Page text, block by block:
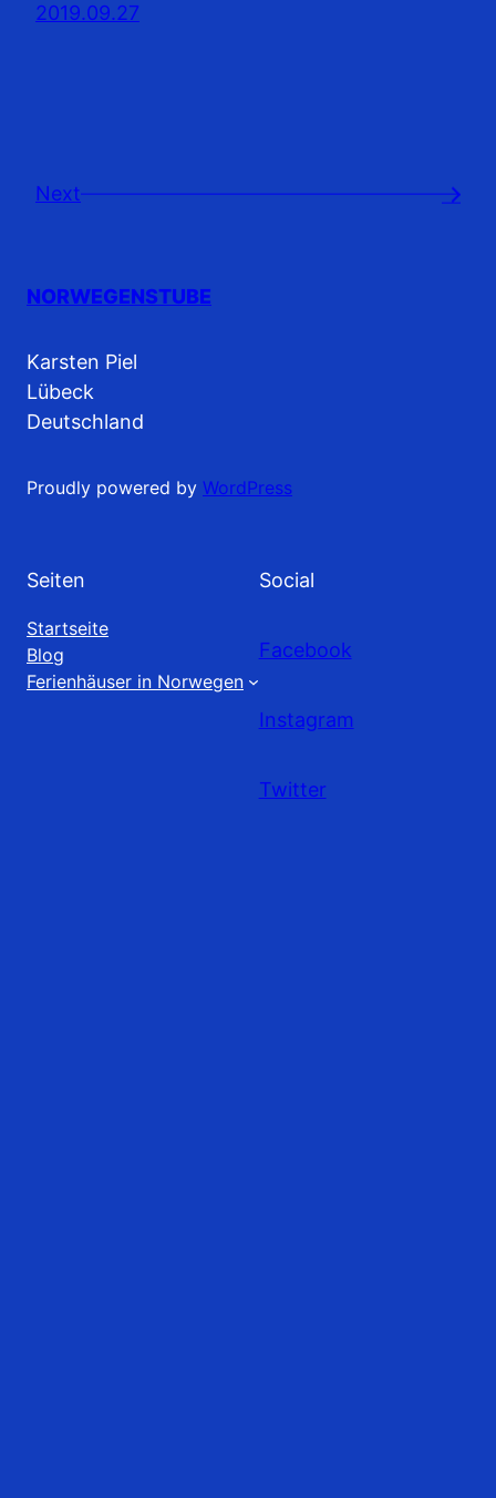
2019.09.27
Next →
NORWEGENSTUBE
Karsten Piel
Lübeck
Deutschland
Proudly powered by WordPress
Seiten
Startseite
Blog
Ferienhäuser in Norwegen
Social
Facebook
Instagram
Twitter